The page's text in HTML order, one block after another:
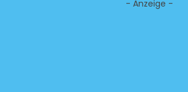
- Anzeige -